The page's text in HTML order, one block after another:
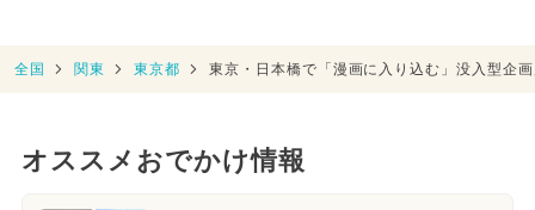
全国 関東 東京都 東京・日本橋で「漫画に入り込む」没入型企
オススメおでかけ情報